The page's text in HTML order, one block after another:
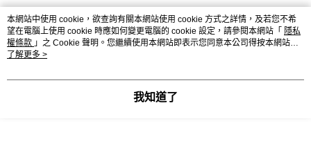
熱門標籤
本網站中使用 cookie，欲查詢有關本網站使用 cookie 方式之詳情，及若您不希
望在電腦上使用 cookie 時應如何變更電腦的 cookie 設定，請參閱本網站「 隱私
權條款 」之 Cookie 聲明。您繼續使用本網站即表示您同意本公司得按本網站使
用條款之 Cookie 聲明使用 cookie。
了解更多 >
我知道了